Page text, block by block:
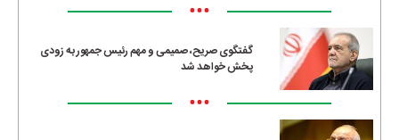
•••
گفتگوی صریح، صمیمی و مهم رئیس جمهور به زودی
پخش خواهد شد
•••